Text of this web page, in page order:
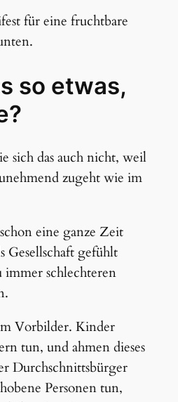
für eine fruchtbare
so etwas,
sich das auch nicht, weil
zugeht wie im
eine ganze Zeit
Gesellschaft gefühlt
schlechteren
Vorbilder. Kinder
tun, und ahmen dieses
Durchschnittsbürger
Personen tun,